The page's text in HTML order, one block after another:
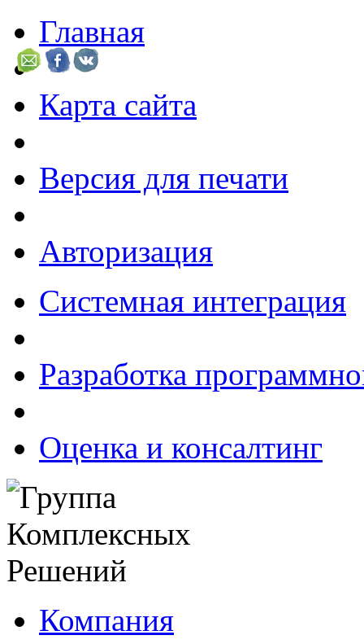
Главная
Карта сайта
Версия для печати
Авторизация
Системная интеграция
Разработка
Оценка и консалтинг
Компания